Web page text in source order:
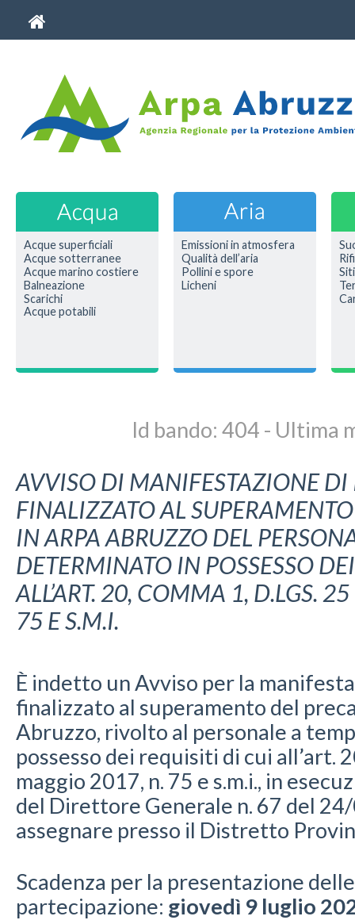
Acque superficiali
Acque sotterranee
Acque marino costiere
Balneazione
Scarichi
Acque potabili
Emissioni in atmosfera
Qualità dell’aria
Pollini e spore
Licheni
Id bando: 404 - Ultima
AVVISO DI MANIFESTAZIONE DI
FINALIZZATO AL
IN ARPA ABRUZZO DEL
DETERMINATO IN POSSESSO
ALL’ART. 20, COMMA 1, D.LGS.
75 E S.M.I.
È indetto un Avviso per la
finalizzato al superamento del
Abruzzo, rivolto al personale a
possesso dei requisiti di cui all’art.
maggio 2017, n. 75 e s.m.i., in
del Direttore Generale n. 67 del
assegnare presso il Distretto
Scadenza per la presentazione
partecipazione: giovedì 9 luglio